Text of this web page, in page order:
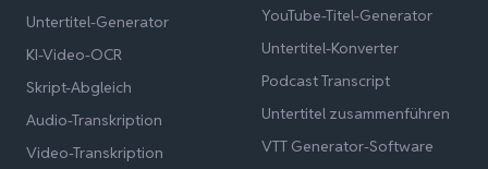
Untertitel-Generator
KI-Video-OCR
Skript-Abgleich
Audio-Transkription
Video-Transkription
YouTube-Titel-Generator
Untertitel-Konverter
Podcast Transcript
Untertitel zusammenführen
VTT Generator-Software